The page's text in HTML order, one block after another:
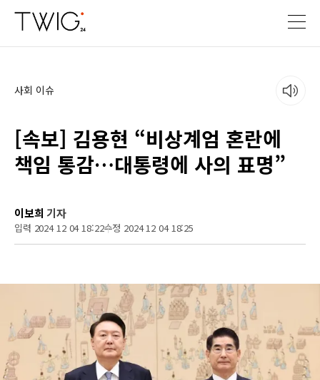
사회 이슈
[속보] 김용현 “비상계엄 혼란에
책임 통감…대통령에 사의 표명”
이보희 기자
입력 2024 12 04 18:22수정 2024 12 04 18:25